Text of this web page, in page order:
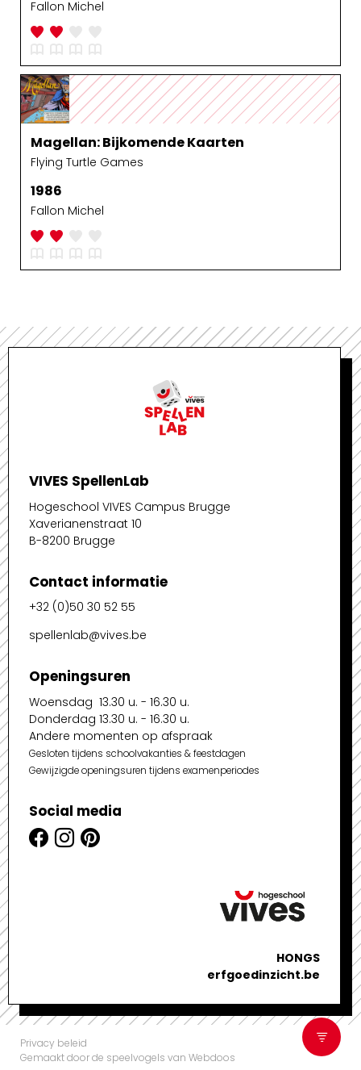
Fallon Michel
Magellan: Bijkomende Kaarten
Flying Turtle Games
1986
Fallon Michel
VIVES SpellenLab
Hogeschool VIVES Campus Brugge
Xaverianenstraat 10
B-8200 Brugge
Contact informatie
+32 (0)50 30 52 55
spellenlab@vives.be
Openingsuren
Woensdag 13.30 u. - 16.30 u.
Donderdag 13.30 u. - 16.30 u.
Andere momenten op afspraak
Gesloten tijdens schoolvakanties & feestdagen
Gewijzigde openingsuren tijdens examenperiodes
Social media
HONGS
erfgoedinzicht.be
Privacy beleid
Gemaakt door de speelvogels van Webdoos